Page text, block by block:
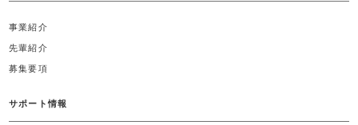
事業紹介
先輩紹介
募集要項
サポート情報